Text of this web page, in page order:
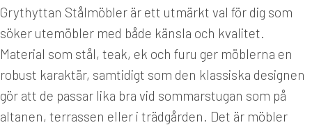
Grythyttan Stålmöbler är ett utmärkt val för dig som
söker utemöbler med både känsla och kvalitet.
Material som stål, teak, ek och furu ger möblerna en
robust karaktär, samtidigt som den klassiska designen
gör att de passar lika bra vid sommarstugan som på
altanen, terrassen eller i trädgården. Det är möbler